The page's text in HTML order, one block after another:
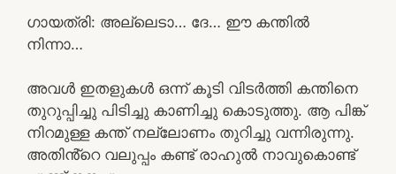
ഗായത്രി: അല്ലെടാ… ദേ… ഈ കന്തിൽ
നിന്നാ…
അവൾ ഇതളുകൾ ഒന്ന് കൂടി വിടർത്തി കന്തിനെ
തുറുപ്പിച്ചു പിടിച്ചു കാണിച്ചു കൊടുത്തു. ആ പിങ്ക്
നിറമുള്ള കന്ത് നല്ലോണം തുറിച്ചു വന്നിരുന്നു.
അതിൻ്റെ വലുപ്പം കണ്ട് രാഹുൽ നാവുകൊണ്ട്